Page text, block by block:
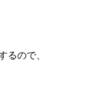
るので、